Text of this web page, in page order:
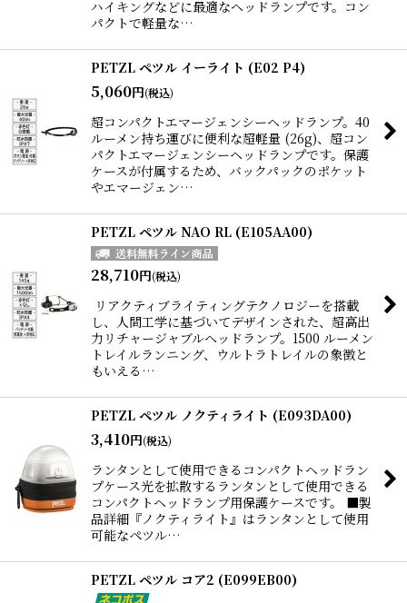
ハイキングなどに最適なヘッドランプです。コン
パクトで軽量な…
PETZL ペツル イーライト (E02 P4)
5,060円(税込)
超コンパクトエマージェンシーヘッドランプ。40
ルーメン持ち運びに便利な超軽量 (26g)、超コン
パクトエマージェンシーヘッドランプです。保護
ケースが付属するため、バックパックのポケット
やエマージェン…
PETZL ペツル NAO RL (E105AA00)
28,710円(税込)
リアクティブライティングテクノロジーを搭載
し、人間工学に基づいてデザインされた、超高出
力リチャージャブルヘッドランプ。1500 ルーメン
トレイルランニング、ウルトラトレイルの象徴と
もいえる…
PETZL ペツル ノクティライト (E093DA00)
3,410円(税込)
ランタンとして使用できるコンパクトヘッドラン
プケース光を拡散するランタンとして使用できる
コンパクトヘッドランプ用保護ケースです。 ■製
品詳細『ノクティライト』はランタンとして使用
可能なペツル…
PETZL ペツル コア2 (E099EB00)